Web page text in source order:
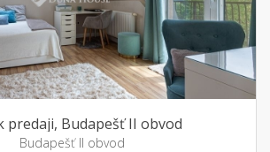
predaji, Budapešť II obvod
Budapešť II obvod